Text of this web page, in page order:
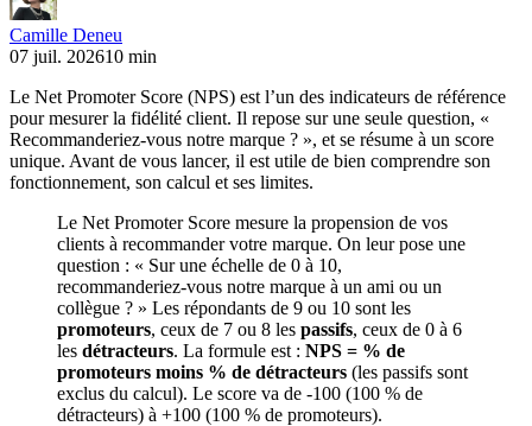
Camille Deneu
07 juil. 202610 min
Le Net Promoter Score (NPS) est l’un des indicateurs de référence
pour mesurer la fidélité client. Il repose sur une seule question, «
Recommanderiez-vous notre marque ? », et se résume à un score
unique. Avant de vous lancer, il est utile de bien comprendre son
fonctionnement, son calcul et ses limites.
Le Net Promoter Score mesure la propension de vos
clients à recommander votre marque. On leur pose une
question : « Sur une échelle de 0 à 10,
recommanderiez-vous notre marque à un ami ou un
collègue ? » Les répondants de 9 ou 10 sont les
promoteurs, ceux de 7 ou 8 les passifs, ceux de 0 à 6
les détracteurs. La formule est : NPS = % de
promoteurs moins % de détracteurs (les passifs sont
exclus du calcul). Le score va de -100 (100 % de
détracteurs) à +100 (100 % de promoteurs).